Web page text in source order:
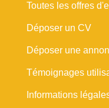
Toutes les offres
Déposer un CV
Déposer une
Témoignages
Informations